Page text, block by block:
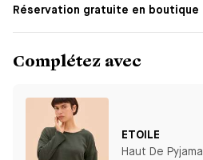
Réservation gratuite en boutique
Complétez avec
ETOILE
Haut De Pyjama